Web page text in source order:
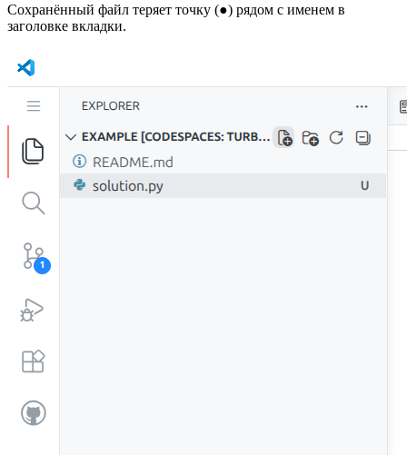
Сохранённый файл теряет точку (●) рядом с именем в
заголовке вкладки.